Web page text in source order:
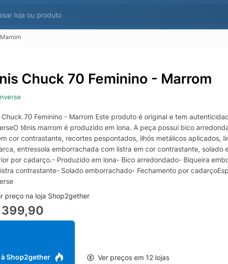
Chuck 70 Feminino - Marrom
Chuck 70 Feminino - Marrom Este produto é original e tem
tênis marrom é produzido em lona. A peça possui bico
cor contrastante, recortes pespontados, ilhós metálicos aplicados,
entressola emborrachada com listra em cor contrastante,
por cadarço.- Produzido em lona- Bico arredondado- Biqueira
contrastante- Solado emborrachado- Fechamento por
preço na loja Shop2gether
399,90
à Shop2gether Ver preços em 12 lojas